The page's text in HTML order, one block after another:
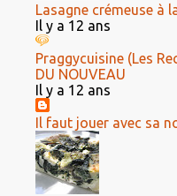
Lasagne crémeuse à
Il y a 12 ans
Praggycuisine (Les
DU NOUVEAU
Il y a 12 ans
Il faut jouer avec sa